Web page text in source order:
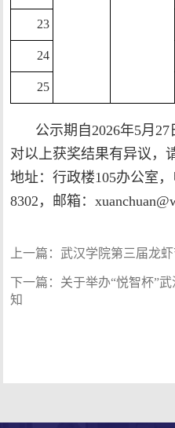
23
24
25
公示期自2026年5月
对以上获奖结果有异议，
地址：行政楼105办公室
8302，邮箱：
上一篇： 武汉学院第三届龙
下一篇： 关于举办“悦智杯”
知